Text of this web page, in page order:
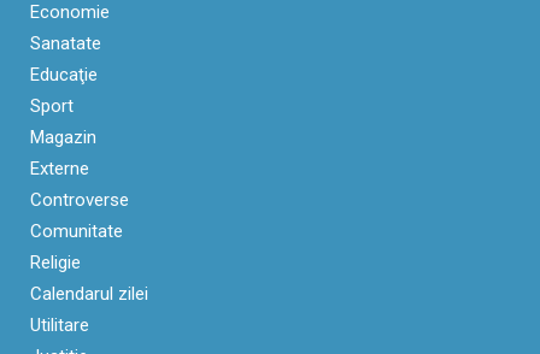
Economie
Sanatate
Educaţie
Sport
Magazin
Externe
Controverse
Comunitate
Religie
Calendarul zilei
Utilitare